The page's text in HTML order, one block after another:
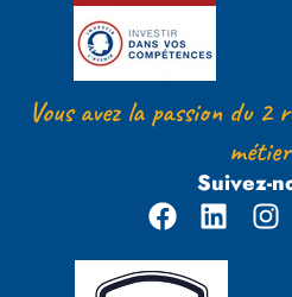
Vous avez la passion du 2
Suivez-